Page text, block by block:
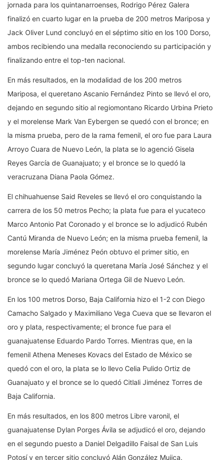
jornada para los quintanarroenses, Rodrigo Pérez Galera
finalizó en cuarto lugar en la prueba de 200 metros Mariposa y
Jack Oliver Lund concluyó en el séptimo sitio en los 100 Dorso,
ambos recibiendo una medalla reconociendo su participación y
finalizando entre el top-ten nacional.
En más resultados, en la modalidad de los 200 metros
Mariposa, el queretano Ascanio Fernández Pinto se llevó el oro,
dejando en segundo sitio al regiomontano Ricardo Urbina Prieto
y el morelense Mark Van Eybergen se quedó con el bronce; en
la misma prueba, pero de la rama femenil, el oro fue para Laura
Arroyo Cuara de Nuevo León, la plata se lo agenció Gisela
Reyes García de Guanajuato; y el bronce se lo quedó la
veracruzana Diana Paola Gómez.
El chihuahuense Said Reveles se llevó el oro conquistando la
carrera de los 50 metros Pecho; la plata fue para el yucateco
Marco Antonio Pat Coronado y el bronce se lo adjudicó Rubén
Cantú Miranda de Nuevo León; en la misma prueba femenil, la
morelense María Jiménez Peón obtuvo el primer sitio, en
segundo lugar concluyó la queretana María José Sánchez y el
bronce se lo quedó Mariana Ortega Gil de Nuevo León.
En los 100 metros Dorso, Baja California hizo el 1-2 con Diego
Camacho Salgado y Maximiliano Vega Cueva que se llevaron el
oro y plata, respectivamente; el bronce fue para el
guanajuatense Eduardo Pardo Torres. Mientras que, en la
femenil Athena Meneses Kovacs del Estado de México se
quedó con el oro, la plata se lo llevo Celia Pulido Ortiz de
Guanajuato y el bronce se lo quedó Citlali Jiménez Torres de
Baja California.
En más resultados, en los 800 metros Libre varonil, el
guanajuatense Dylan Porges Ávila se adjudicó el oro, dejando
en el segundo puesto a Daniel Delgadillo Faisal de San Luis
Potosí y en tercer sitio concluyó Alán González Mujica.